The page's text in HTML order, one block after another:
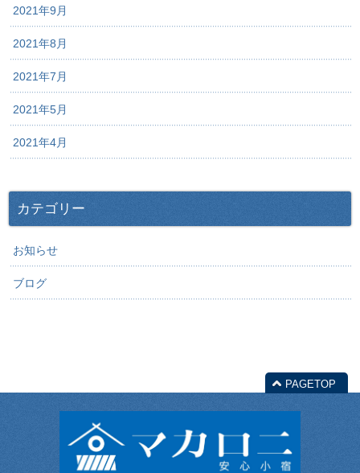
2021年9月
2021年8月
2021年7月
2021年5月
2021年4月
カテゴリー
お知らせ
ブログ
PAGETOP